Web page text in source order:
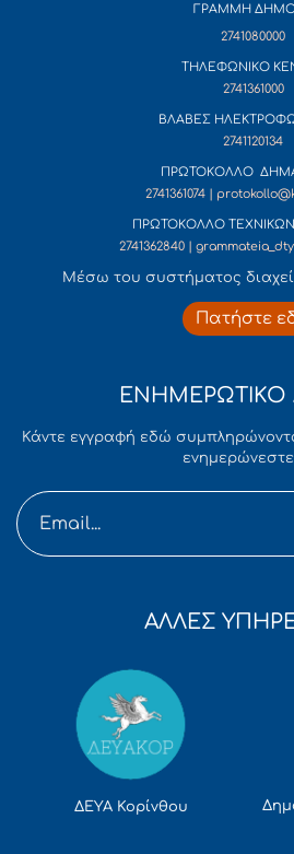
ΓΡΑΜΜΗ
2741080000
ΤΗΛΕΦΩΝΙΚΟ
2741361000
ΒΛΑΒΕΣ
2741120134
ΠΡΩΤΟΚΟΛΛΟ
2741361074 |
ΠΡΩΤΟΚΟΛΛΟ
2741362840 |
Mέσω του συστήματος
Πατήστε
ΕΝΗΜΕΡΩΤΙΚΟ
Κάντε εγγραφή εδώ
ΑΛΛΕΣ
ΔΕΥΑ Κορίνθου